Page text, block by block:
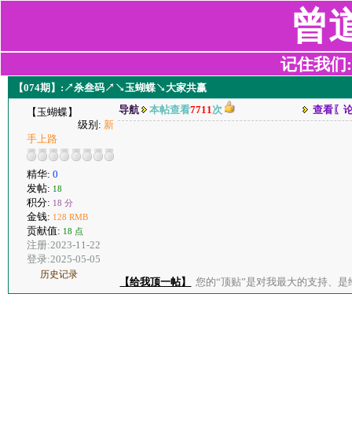
曾
记住我们
【074期】:↗杀叁码↗↘玉蝴蝶↘大家共赢
【玉蝴蝶】
级别: 新
手上路
精华: 0
发帖: 18
积分: 18 分
金钱: 128 RMB
贡献值: 18 点
注册:2023-11-22
登录:2025-05-05
历史记录
导航 本帖查看7711次 查看〖
【给我顶一帖】 您的“顶贴”是对我最大的支持、